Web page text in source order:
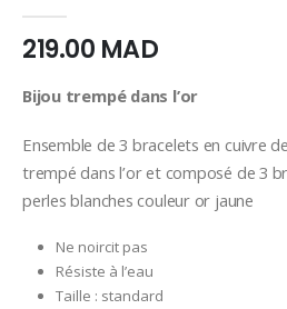
219.00 MAD
Bijou trempé dans l’or
Ensemble de 3 bracelets en cuivre
trempé dans l’or et composé de 3
perles blanches couleur or jaune
Ne noircit pas
Résiste à l’eau
Taille : standard